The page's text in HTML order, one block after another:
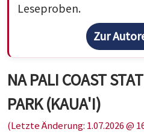
Leseproben.
Zur
NA PALI COAST
PARK (KAUA'I)
(Letzte Änderung: 1.07.2026 @